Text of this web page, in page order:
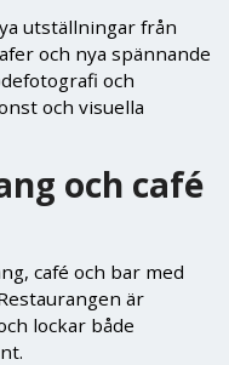
utställningar från
och nya spännande
och
och visuella
och café
café och bar med
är
lockar både